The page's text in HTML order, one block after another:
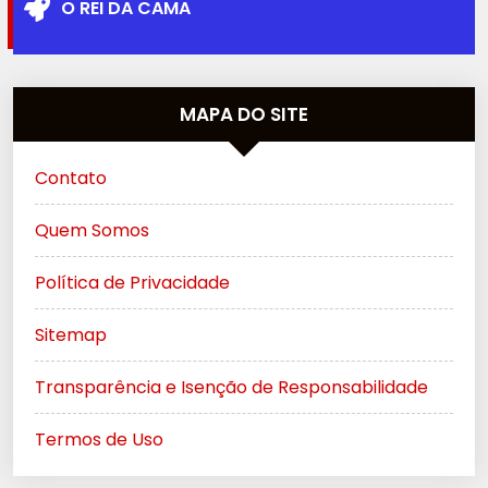
O REI DA CAMA
MAPA DO SITE
Contato
Quem Somos
Política de Privacidade
Sitemap
Transparência e Isenção de Responsabilidade
Termos de Uso